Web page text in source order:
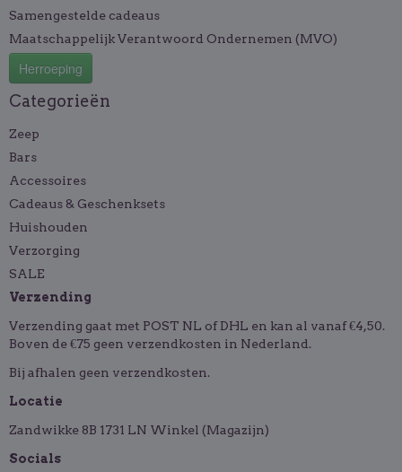
Samengestelde cadeaus
Maatschappelijk Verantwoord Ondernemen (MVO)
Herroeping
Categorieën
Zeep
Bars
Accessoires
Cadeaus & Geschenksets
Huishouden
Verzorging
SALE
Verzending
Verzending gaat met POST NL of DHL en kan al vanaf €4,50.
Boven de €75 geen verzendkosten in Nederland.
Bij afhalen geen verzendkosten.
Locatie
Zandwikke 8B 1731 LN Winkel (Magazijn)
Socials